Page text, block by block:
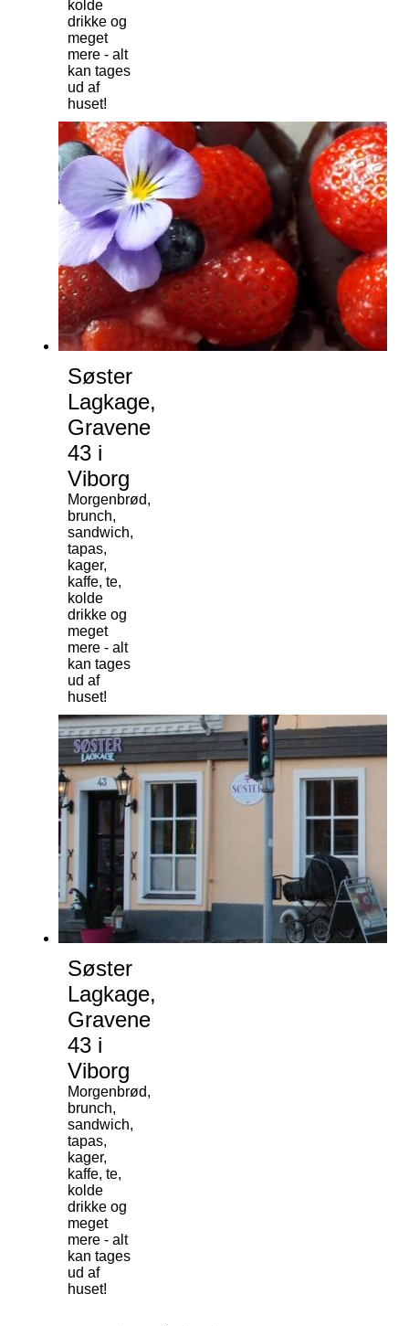
kolde
drikke og
meget
mere - alt
kan tages
ud af
huset!
Søster
Lagkage,
Gravene
43 i
Viborg
Morgenbrød,
brunch,
sandwich,
tapas,
kager,
kaffe, te,
kolde
drikke og
meget
mere - alt
kan tages
ud af
huset!
Søster
Lagkage,
Gravene
43 i
Viborg
Morgenbrød,
brunch,
sandwich,
tapas,
kager,
kaffe, te,
kolde
drikke og
meget
mere - alt
kan tages
ud af
huset!